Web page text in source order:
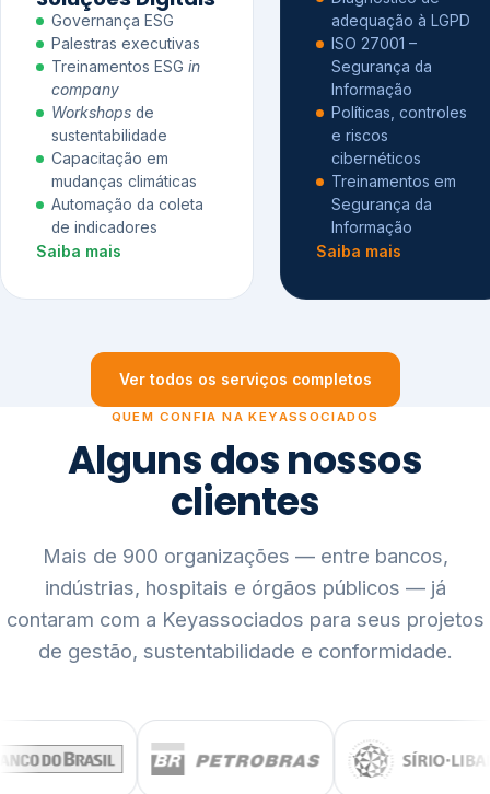
Governança ESG
Palestras executivas
Treinamentos ESG in
company
Workshops de
sustentabilidade
Capacitação em
mudanças climáticas
Automação da coleta
de indicadores
Saiba mais
adequação à LGPD
ISO 27001 –
Segurança da
Informação
Políticas, controles
e riscos
cibernéticos
Treinamentos em
Segurança da
Informação
Saiba mais
Ver todos os serviços completos
QUEM CONFIA NA KEYASSOCIADOS
Alguns dos nossos
clientes
Mais de 900 organizações — entre bancos,
indústrias, hospitais e órgãos públicos — já
contaram com a Keyassociados para seus projetos
de gestão, sustentabilidade e conformidade.